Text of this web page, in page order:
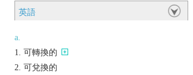
英語
a.
可轉換的
可兌換的